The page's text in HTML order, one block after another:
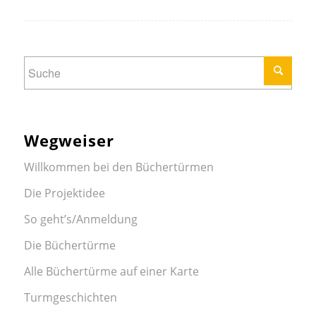
Wegweiser
Willkommen bei den Büchertürmen
Die Projektidee
So geht’s/Anmeldung
Die Büchertürme
Alle Büchertürme auf einer Karte
Turmgeschichten